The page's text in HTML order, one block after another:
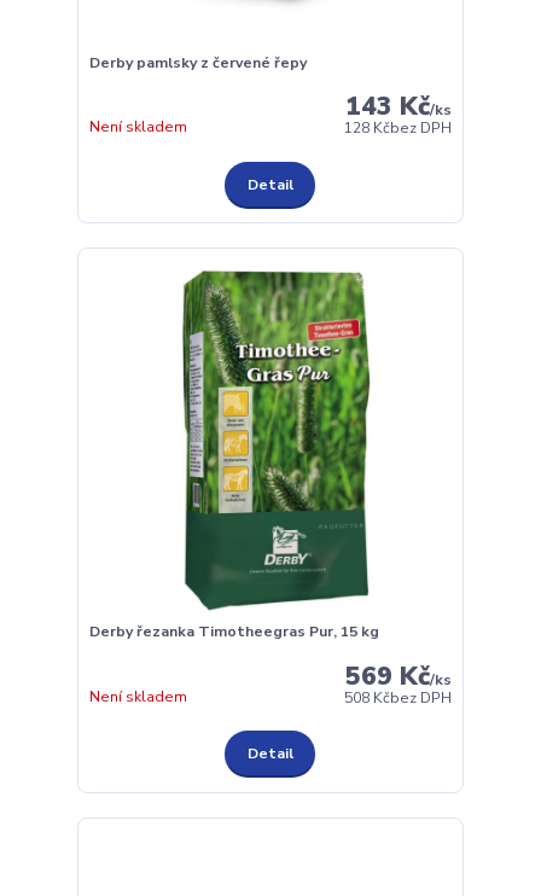
Derby pamlsky z červené řepy
143 Kč/ks
128 Kčbez DPH
Není skladem
Detail
Derby řezanka Timotheegras Pur, 15 kg
569 Kč/ks
508 Kčbez DPH
Není skladem
Detail